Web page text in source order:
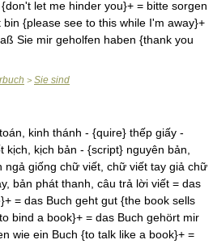
> Sie sind
kinh thánh - {quire} thếp giấy -
kịch, kịch bản - {script} nguyên bản,
ngả giống chữ viết, chữ viết tay giả chữ
bản phát thanh, câu trả lời viết = das
= das Buch geht gut {the book sells
bind a book}+ = das Buch gehört mir
wie ein Buch {to talk like a book}+ =